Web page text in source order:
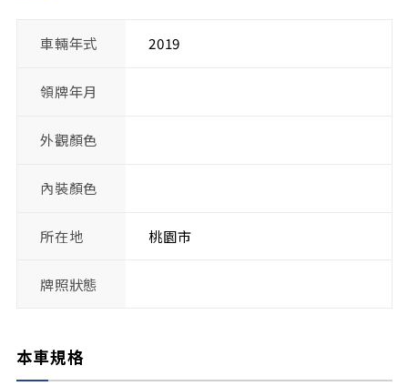
車輛年式 2019
領牌年月
外觀顏色
內裝顏色
所在地 桃園市
牌照狀態
本車規格